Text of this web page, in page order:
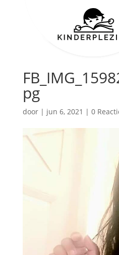
pg
door | jun 6, 2021 | 0